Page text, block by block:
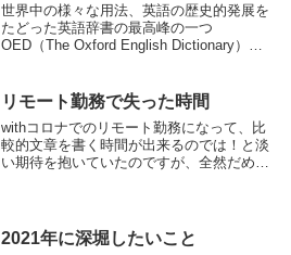
世界中の様々な用法、英語の歴史的発展を
たどった英語辞書の最高峰の一つ
OED（The Oxford English Dictionary）は
が、さすがに置き場に困る...
リモート勤務で失った時間
withコロナでのリモート勤務になって、比
較的文章を書く時間が出来るのでは！と淡
い期待を抱いていたのですが、全然だめで
2021年に深堀したいこと